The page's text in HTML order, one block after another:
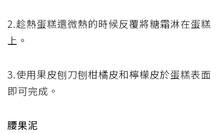
2.趁熱蛋糕還微熱的時候反覆將糖霜淋在蛋糕
上。
3.使用果皮刨刀刨柑橘皮和檸檬皮於蛋糕表面
即可完成。
腰果泥